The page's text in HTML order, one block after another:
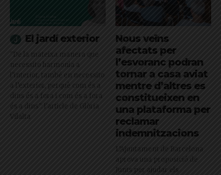
El jardí exterior
"De la mateixa manera que
necessito harmonia a
l’interior, també en necessito
a l’exterior, perquè com és a
dins és a fora i com és a fora
és a dins": l'article de Glòria
Vilalta
Nous veïns
afectats per
l’esvoranc podran
tornar a casa aviat
mentre d’altres es
constitueixen en
una plataforma per
reclamar
indemnitzacions
L’Ajuntament de Barcelona
aprova una proposició de
Junts per ajudar els